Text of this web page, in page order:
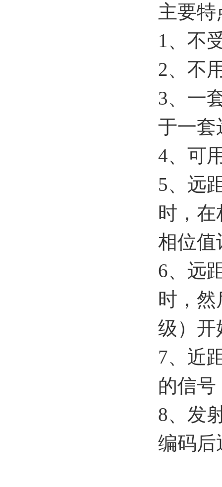
主要特
1、不
2、不
3、一
于一套
4、可
5、远
时，在
相位值
6、远
时，
级）开
7、近
的信
8、发
编码后